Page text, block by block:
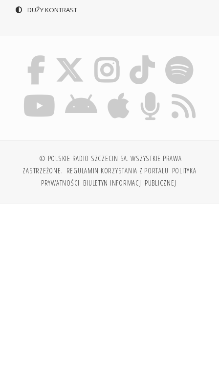
DUŻY KONTRAST
© POLSKIE RADIO SZCZECIN SA. WSZYSTKIE PRAWA
ZASTRZEŻONE. REGULAMIN KORZYSTANIA Z PORTALU POLITYKA
PRYWATNOŚCI BIULETYN INFORMACJI PUBLICZNEJ